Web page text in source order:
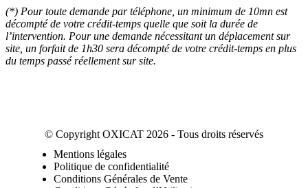
(*) Pour toute demande par téléphone, un minimum de 10mn est
décompté de votre crédit-temps quelle que soit la durée de
l’intervention. Pour une demande nécessitant un déplacement sur
site, un forfait de 1h30 sera décompté de votre crédit-temps en plus
du temps passé réellement sur site.
© Copyright OXICAT 2026 - Tous droits réservés
Mentions légales
Politique de confidentialité
Conditions Générales de Vente